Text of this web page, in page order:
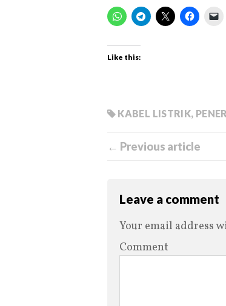
Like this:
KABEL LISTRIK,
← Previous article
Leave a comment
Your email address
Comment